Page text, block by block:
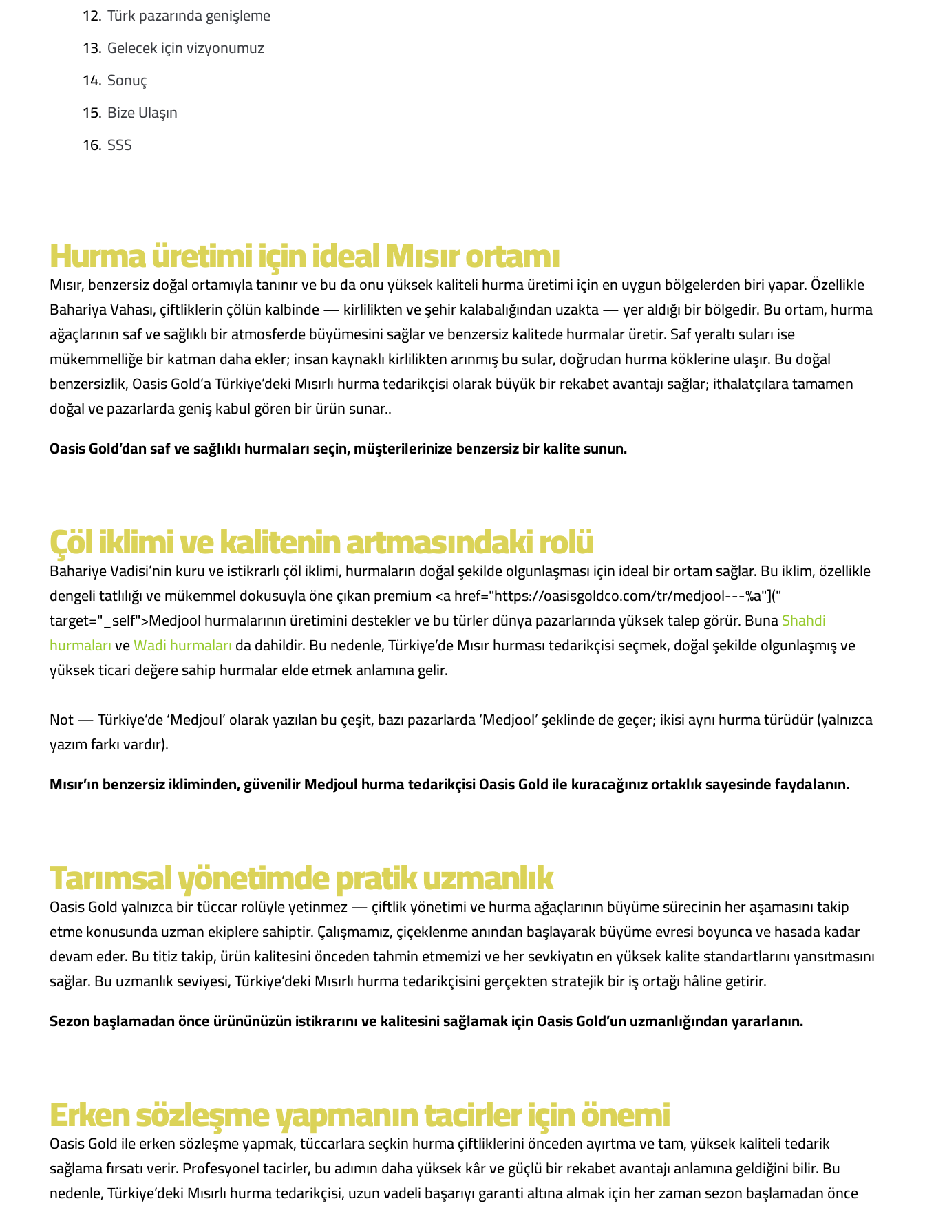
Türk pazarında genişleme
Gelecek için vizyonumuz
Sonuç
Bize Ulaşın
SSS
Hurma üretimi için ideal Mısır ortamı
Mısır, benzersiz doğal ortamıyla tanınır ve bu da onu yüksek kaliteli hurma üretimi için en uygun bölgelerden biri yapar. Özellikle
Bahariya Vahası, çiftliklerin çölün kalbinde — kirlilikten ve şehir kalabalığından uzakta — yer aldığı bir bölgedir. Bu ortam, hurma
ağaçlarının saf ve sağlıklı bir atmosferde büyümesini sağlar ve benzersiz kalitede hurmalar üretir. Saf yeraltı suları ise
mükemmelliğe bir katman daha ekler; insan kaynaklı kirlilikten arınmış bu sular, doğrudan hurma köklerine ulaşır. Bu doğal
benzersizlik, Oasis Gold’a Türkiye’deki Mısırlı hurma tedarikçisi olarak büyük bir rekabet avantajı sağlar; ithalatçılara tamamen
doğal ve pazarlarda geniş kabul gören bir ürün sunar..
Oasis Gold’dan saf ve sağlıklı hurmaları seçin, müşterilerinize benzersiz bir kalite sunun.
Çöl iklimi ve kalitenin artmasındaki rolü
Bahariye Vadisi’nin kuru ve istikrarlı çöl iklimi, hurmaların doğal şekilde olgunlaşması için ideal bir ortam sağlar. Bu iklim, özellikle
dengeli tatlılığı ve mükemmel dokusuyla öne çıkan premium<a href="https://oasisgoldco.com/tr/medjool---%a"]("
target="_self">Medjool hurmalarının üretimini destekler ve bu türler dünya pazarlarında yüksek talep görür. BunaShahdi
hurmalarıveWadi hurmalarıda dahildir. Bu nedenle, Türkiye’de Mısır hurması tedarikçisi seçmek, doğal şekilde olgunlaşmış ve
yüksek ticari değere sahip hurmalar elde etmek anlamına gelir.
Not — Türkiye’de ‘Medjoul’ olarak yazılan bu çeşit, bazı pazarlarda ‘Medjool’ şeklinde de geçer; ikisi aynı hurma türüdür (yalnızca
yazım farkı vardır).
Mısır’ın benzersiz ikliminden, güvenilir Medjoul hurma tedarikçisi Oasis Gold ile kuracağınız ortaklık sayesinde faydalanın.
Tarımsal yönetimde pratik uzmanlık
Oasis Gold yalnızca bir tüccar rolüyle yetinmez — çiftlik yönetimi ve hurma ağaçlarının büyüme sürecinin her aşamasını takip
etme konusunda uzman ekiplere sahiptir. Çalışmamız, çiçeklenme anından başlayarak büyüme evresi boyunca ve hasada kadar
devam eder. Bu titiz takip, ürün kalitesini önceden tahmin etmemizi ve her sevkiyatın en yüksek kalite standartlarını yansıtmasını
sağlar. Bu uzmanlık seviyesi, Türkiye’deki Mısırlı hurma tedarikçisini gerçekten stratejik bir iş ortağı hâline getirir.
Sezon başlamadan önce ürününüzün istikrarını ve kalitesini sağlamak için Oasis Gold’un uzmanlığından yararlanın.
Erken sözleşme yapmanın tacirler için önemi
Oasis Gold ile erken sözleşme yapmak, tüccarlara seçkin hurma çiftliklerini önceden ayırtma ve tam, yüksek kaliteli tedarik
sağlama fırsatı verir. Profesyonel tacirler, bu adımın daha yüksek kâr ve güçlü bir rekabet avantajı anlamına geldiğini bilir. Bu
nedenle, Türkiye’deki Mısırlı hurma tedarikçisi, uzun vadeli başarıyı garanti altına almak için her zaman sezon başlamadan önce